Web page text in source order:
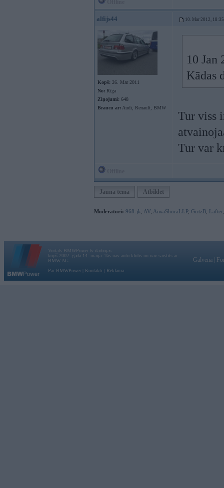
alfijs44 10. Mar 2012, 18:35
Kopš: 26. Mar 2011
No: Rīga
Ziņojumi: 648
Braucu ar: Audi, Renault, BMW
10 Jan
Kādas
Tur viss
Tur var
Jauna tēma Atbildēt
Moderatori: 968-jk AV AiwaShuraLLP, GirtzB Lafter
Vortāls BMWPower.lv darbojas
kopš 2002. gada 14. maija. Tas nav auto klubs un nav saistīts ar
BMW AG.
Par BMWPower
Kontakti Reklāma
Galvena